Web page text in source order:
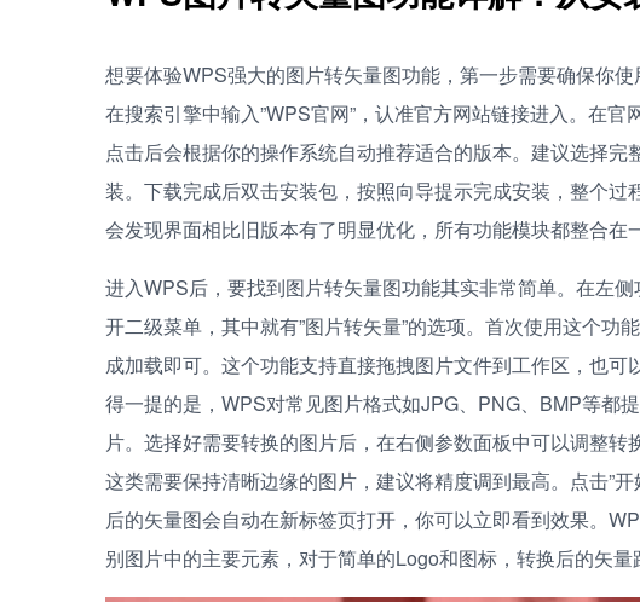
想要体验WPS强大的图片转矢量图功能，第一步需要确保你
在搜索引擎中输入”WPS官网”，认准官方网站链接进入。在官
点击后会根据你的操作系统自动推荐适合的版本。建议选择
装。下载完成后双击安装包，按照向导提示完成安装，整个
会发现界面相比旧版本有了明显优化，所有功能模块都整合在
进入WPS后，要找到图片转矢量图功能其实非常简单。在左
开二级菜单，其中就有”图片转矢量”的选项。首次使用这个功
成加载即可。这个功能支持直接拖拽图片文件到工作区，也可
得一提的是，WPS对常见图片格式如JPG、PNG、BMP等都
片。选择好需要转换的图片后，在右侧参数面板中可以调整
这类需要保持清晰边缘的图片，建议将精度调到最高。点击”
后的矢量图会自动在新标签页打开，你可以立即看到效果。
别图片中的主要元素，对于简单的Logo和图标，转换后的矢量